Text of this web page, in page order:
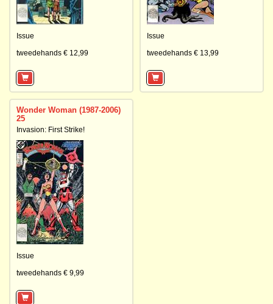
Issue
tweedehands € 12,99
Issue
tweedehands € 13,99
Wonder Woman (1987-2006)
25
Invasion: First Strike!
Issue
tweedehands € 9,99